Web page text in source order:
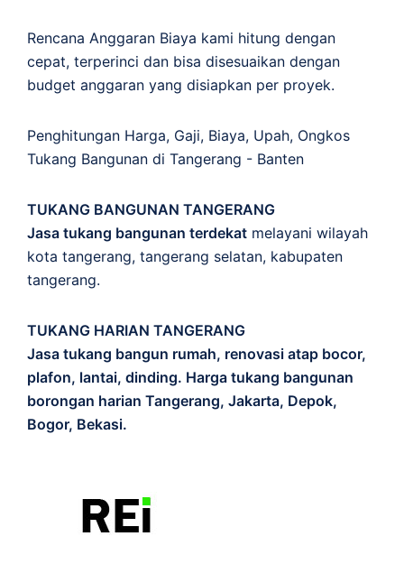
Rencana Anggaran Biaya kami hitung dengan
cepat, terperinci dan bisa disesuaikan dengan
budget anggaran yang disiapkan per proyek.
Penghitungan Harga, Gaji, Biaya, Upah, Ongkos
Tukang Bangunan di Tangerang - Banten
TUKANG BANGUNAN TANGERANG
Jasa tukang bangunan terdekat melayani wilayah
kota tangerang, tangerang selatan, kabupaten
tangerang.
TUKANG HARIAN TANGERANG
Jasa tukang bangun rumah, renovasi atap bocor,
plafon, lantai, dinding. Harga tukang bangunan
borongan harian Tangerang, Jakarta, Depok,
Bogor, Bekasi.